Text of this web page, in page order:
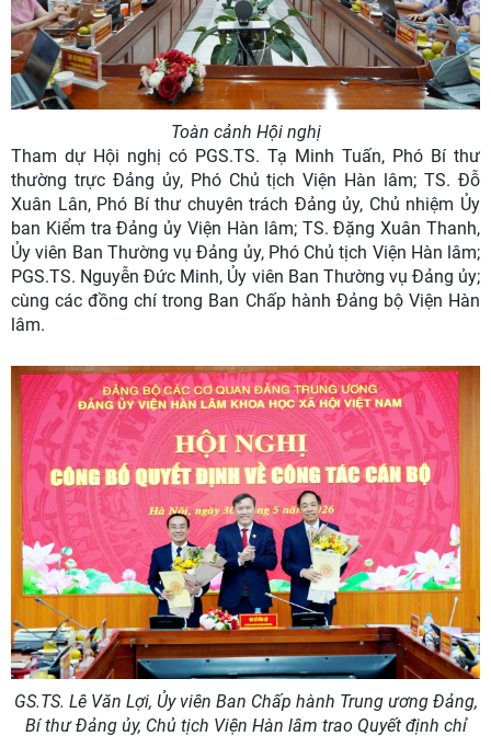
Toàn cảnh Hội nghị
Tham dự Hội nghị có PGS.TS. Tạ Minh Tuấn, Phó Bí thư
thường trực Đảng ủy, Phó Chủ tịch Viện Hàn lâm; TS. Đỗ
Xuân Lân, Phó Bí thư chuyên trách Đảng ủy, Chủ nhiệm Ủy
ban Kiểm tra Đảng ủy Viện Hàn lâm; TS. Đặng Xuân Thanh,
Ủy viên Ban Thường vụ Đảng ủy, Phó Chủ tịch Viện Hàn lâm;
PGS.TS. Nguyễn Đức Minh, Ủy viên Ban Thường vụ Đảng ủy;
cùng các đồng chí trong Ban Chấp hành Đảng bộ Viện Hàn
lâm.
GS.TS. Lê Văn Lợi, Ủy viên Ban Chấp hành Trung ương Đảng,
Bí thư Đảng ủy, Chủ tịch Viện Hàn lâm trao Quyết định chỉ